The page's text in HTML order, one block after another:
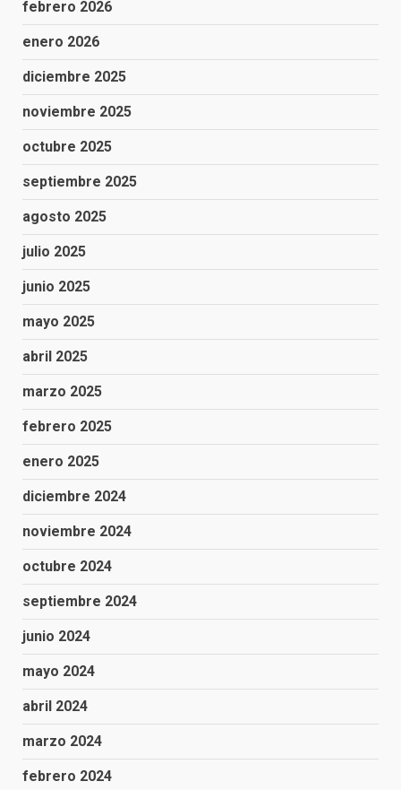
febrero 2026
enero 2026
diciembre 2025
noviembre 2025
octubre 2025
septiembre 2025
agosto 2025
julio 2025
junio 2025
mayo 2025
abril 2025
marzo 2025
febrero 2025
enero 2025
diciembre 2024
noviembre 2024
octubre 2024
septiembre 2024
junio 2024
mayo 2024
abril 2024
marzo 2024
febrero 2024